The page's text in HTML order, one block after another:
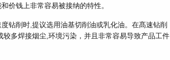
价钱上非常容易被接纳的特性。
钻削时,提议选用油基切削油或乳化油。在髙速钻削
多焊接烟尘,环境污染，并且非常容易导致产品工件